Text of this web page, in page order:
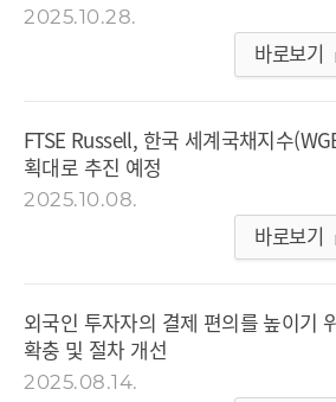
2025.10.28.
바로보기
FTSE Russell, 한국 세계국채지수
획대로 추진 예정
2025.10.08.
바로보기
외국인 투자자의 결제 편의를 높이기
확충 및 절차 개선
2025.08.14.